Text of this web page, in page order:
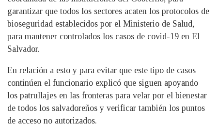
garantizar que todos los sectores acaten los protocolos de
bioseguridad establecidos por el Ministerio de Salud,
para mantener controlados los casos de covid-19 en El
Salvador.
En relación a esto y para evitar que este tipo de casos
continúen el funcionario explicó que siguen apoyando
los patrullajes en las fronteras para velar por el bienestar
de todos los salvadoreños y verificar también los puntos
de acceso no autorizados.